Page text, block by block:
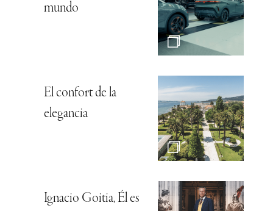
mundo
El confort de la
elegancia
Ignacio Goitia, Él es